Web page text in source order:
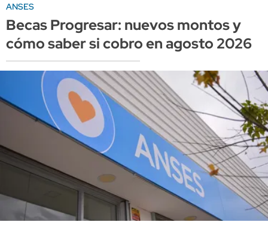
ANSES
Becas Progresar: nuevos montos y
cómo saber si cobro en agosto 2026